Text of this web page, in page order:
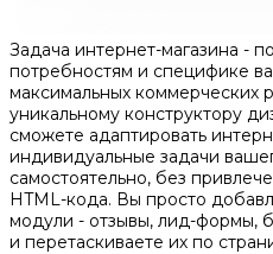
Задача интернет-магазина -
потребностям и специфике
максимальных коммерческих
уникальному конструктору
сможете адаптировать
индивидуальные задачи
самостоятельно, без
HTML-кода. Вы просто
модули - отзывы, лид-формы,
и перетаскиваете их по